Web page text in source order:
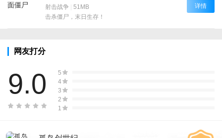
射击战争 | 51MB
击杀僵尸，末日生存！
详情
网友打分
9.0
5
4
3
2
1